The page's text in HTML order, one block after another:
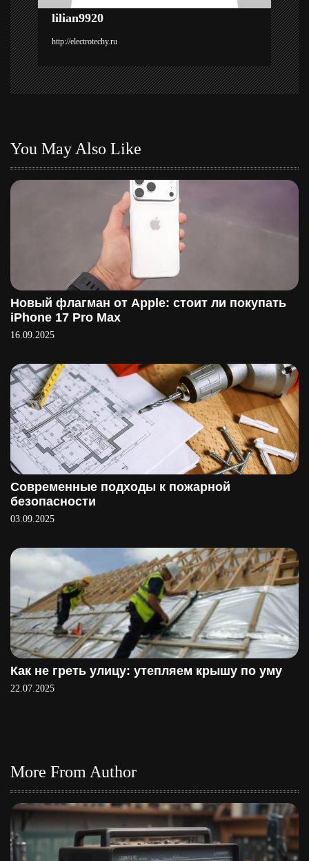
и
с
я
lilian9920
http://electrotechy.ru
You May Also Like
Новый флагман от Apple: стоит ли покупать
iPhone 17 Pro Max
16.09.2025
Современные подходы к пожарной
безопасности
03.09.2025
Как не греть улицу: утепляем крышу по уму
22.07.2025
More From Author